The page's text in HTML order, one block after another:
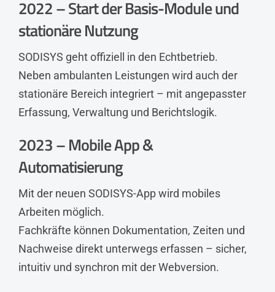
2022 – Start der Basis-Module und
stationäre Nutzung
SODISYS geht offiziell in den Echtbetrieb.
Neben ambulanten Leistungen wird auch der
stationäre Bereich integriert – mit angepasster
Erfassung, Verwaltung und Berichtslogik.
2023 – Mobile App &
Automatisierung
Mit der neuen SODISYS-App wird mobiles
Arbeiten möglich.
Fachkräfte können Dokumentation, Zeiten und
Nachweise direkt unterwegs erfassen – sicher,
intuitiv und synchron mit der Webversion.